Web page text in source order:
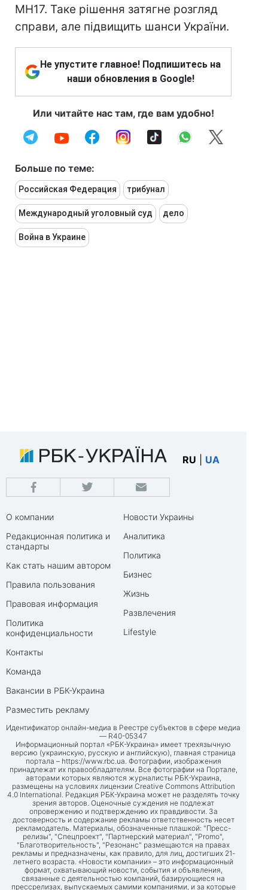
MH17. Таке рішення затягне розгляд
справи, але підвищить шанси України.
Не упустите главное! Подпишитесь на
наши обновления в Google!
Или читайте нас там, где вам удобно!
Больше по теме:
Российская Федерация трибунал
Международный уголовный суд дело
Война в Украине
RU UA
О компании
Редакционная политика и
стандарты
Как стать нашим автором
Правила пользования
Правовая информация
Политика
конфиденциальности
Контакты
Команда
Вакансии в РБК-Украина
Разместить рекламу
Новости Украины
Аналитика
Политика
Бизнес
Жизнь
Развлечения
Lifestyle
Идентификатор онлайн-медиа в Реестре субъектов в сфере медиа
— R40-05347
Информационный портал «РБК-Украина» имеет трехязычную
версию (украинскую, русскую и английскую), главная страница
портала – https://www.rbc.ua. Фотографии, изображения
принадлежат их правообладателям. Все фотографии на Портале,
авторами которых являются журналисты РБК-Украина,
размещены на условиях лицензии Creative Commons Attribution
4.0 International. Редакция РБК-Украина может не разделять точку
зрения авторов. Оценочные суждения не подлежат
опровержению и подтверждению их правдивости. За
достоверность и содержание рекламы ответственность несет
рекламодатель. Материалы, обозначенные плашкой: "Пресс-
релизы", "Спецпроект", "Партнерский материал", "Promo",
"Благотворительность", "Резонанс" размещаются на правах
рекламы и предназначены, как правило, для лиц, достигших 21-
летнего возраста. «Новости компании» – это информационный
формат, охватывающий новости, события и объявления,
связанные с деятельностью компаний, базирующиеся на
прессрелизах, выпускаемых самими компаниями, и за которые